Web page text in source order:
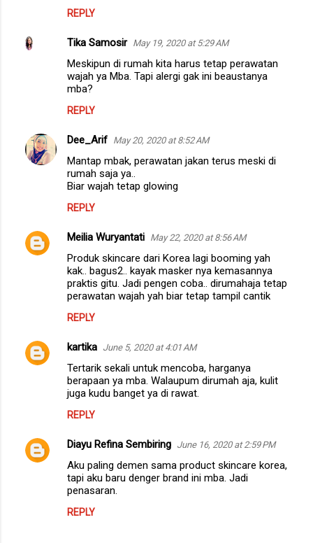
REPLY
Tika Samosir May 19, 2020 at 5:29 AM
Meskipun di rumah kita harus tetap perawatan
wajah ya Mba. Tapi alergi gak ini beaustanya
mba?
REPLY
Dee_Arif May 20, 2020 at 8:52 AM
Mantap mbak, perawatan jakan terus meski di
rumah saja ya..
Biar wajah tetap glowing
REPLY
Meilia Wuryantati May 22, 2020 at 8:56 AM
Produk skincare dari Korea lagi booming yah
kak.. bagus2.. kayak masker nya kemasannya
praktis gitu. Jadi pengen coba.. dirumahaja tetap
perawatan wajah yah biar tetap tampil cantik
REPLY
kartika June 5, 2020 at 4:01 AM
Tertarik sekali untuk mencoba, harganya
berapaan ya mba. Walaupum dirumah aja, kulit
juga kudu banget ya di rawat.
REPLY
Diayu Refina Sembiring June 16, 2020 at 2:59 PM
Aku paling demen sama product skincare korea,
tapi aku baru denger brand ini mba. Jadi
penasaran.
REPLY